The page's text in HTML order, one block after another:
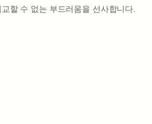
할 수 없는 부드러움을 선사합니다.